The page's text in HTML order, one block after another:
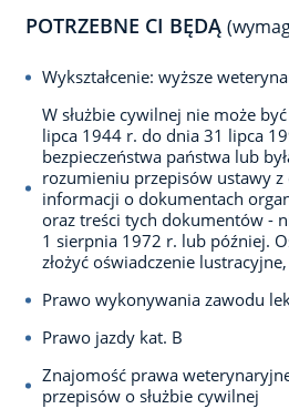
POTRZEBNE CI BĘDĄ
Wykształcenie: wyższe
W służbie cywilnej nie może
lipca 1944 r. do dnia 31 lipca
bezpieczeństwa państwa lub
rozumieniu przepisów ustawy
informacji o dokumentach
oraz treści tych dokumentów -
1 sierpnia 1972 r. lub później.
złożyć oświadczenie
Prawo wykonywania zawodu
Prawo jazdy kat. B
Znajomość prawa
przepisów o służbie cywilnej